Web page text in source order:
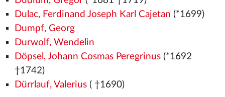
Dulac, Ferdinand Joseph Karl Cajetan (*1699)
Dumpf, Georg
Durwolf, Wendelin
Döpsel, Johann Cosmas Peregrinus(*1692
†1742)
Dürrlauf, Valerius( †1690)